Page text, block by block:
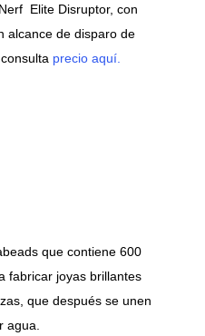
Elite Disruptor, con
alcance de disparo de
precio aquí.
que contiene 600
fabricar joyas brillantes
que después se unen
agua.